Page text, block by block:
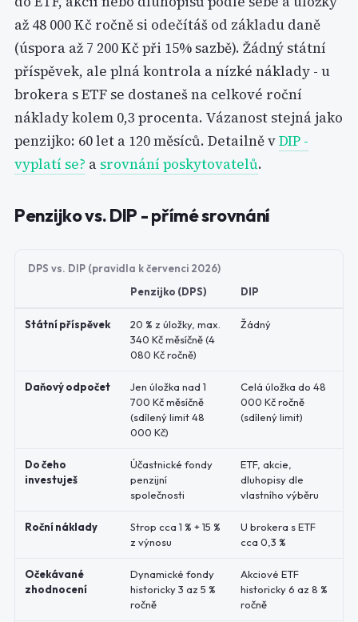
až 48 000 Kč ročně si odečítáš od základu daně
(úspora až 7 200 Kč při 15% sazbě). Žádný státní
příspěvek, ale plná kontrola a nízké náklady - u
brokera s ETF se dostaneš na celkové roční
náklady kolem 0,3 procenta. Vázanost stejná jako
penzijko: 60 let a 120 měsíců. Detailně vDIP -
vyplatí se? a srovnání poskytovatelů.
Penzijko vs. DIP - přímé srovnání
DPS vs. DIP (pravidla k červenci 2026)
Penzijko (DPS)
DIP
Státní příspěvek
20 % z úložky, max.
340 Kč měsíčně (4
080 Kč ročně)
Žádný
Daňový odpočet
Jen úložka nad 1
700 Kč měsíčně
(sdílený limit 48
000 Kč)
Celá úložka do 48
000 Kč ročně
(sdílený limit)
Do čeho
investuješ
Účastnické fondy
penzijní
společnosti
ETF, akcie,
dluhopisy dle
vlastního výběru
Roční náklady
Strop cca 1 % + 15 %
z výnosu
U brokera s ETF
cca 0,3 %
Očekávané
zhodnocení
Dynamické fondy
historicky 3 az 5 %
ročně
Akciové ETF
historicky 6 az 8 %
ročně